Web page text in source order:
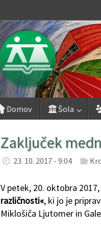
Domov Šola
Zaključek
23. 10. 2017 - 9:04
V petek, 20. oktobra
različnosti«, ki jo je
Miklošiča Ljutomer in